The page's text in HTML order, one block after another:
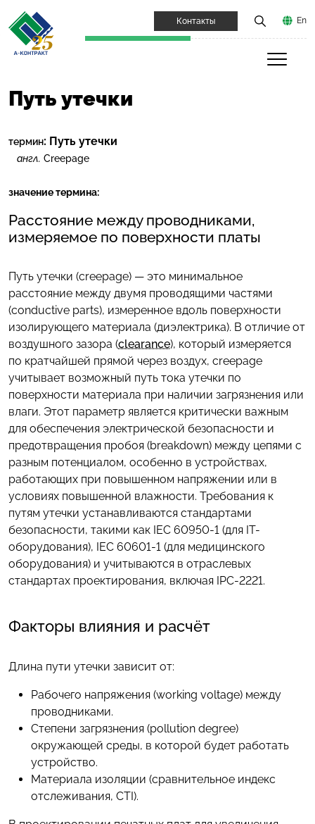
Контакты En
Путь утечки
термин: Путь утечки
англ. Creepage
значение термина:
Расстояние между проводниками,
измеряемое по поверхности платы
Путь утечки (creepage) — это минимальное
расстояние между двумя проводящими частями
(conductive parts), измеренное вдоль поверхности
изолирующего материала (диэлектрика). В отличие от
воздушного зазора (clearance), который измеряется
по кратчайшей прямой через воздух, creepage
учитывает возможный путь тока утечки по
поверхности материала при наличии загрязнения или
влаги. Этот параметр является критически важным
для обеспечения электрической безопасности и
предотвращения пробоя (breakdown) между цепями с
разным потенциалом, особенно в устройствах,
работающих при повышенном напряжении или в
условиях повышенной влажности. Требования к
путям утечки устанавливаются стандартами
безопасности, такими как IEC 60950-1 (для IT-
оборудования), IEC 60601-1 (для медицинского
оборудования) и учитываются в отраслевых
стандартах проектирования, включая IPC-2221.
Факторы влияния и расчёт
Длина пути утечки зависит от:
Рабочего напряжения (working voltage) между
проводниками.
Степени загрязнения (pollution degree)
окружающей среды, в которой будет работать
устройство.
Материала изоляции (сравнительное индекс
отслеживания, CTI).